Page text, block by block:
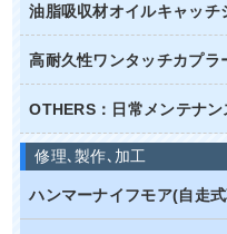
油脂吸収材オイルキャッチ
高耐久性ワンタッチカプラ
OTHERS：日常メンテナ
修理､製作､加工
ハンマーナイフモア(自走